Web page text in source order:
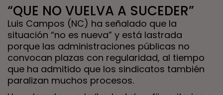
“QUE NO VUELVA A SUCEDER”
Luis Campos (NC) ha señalado que la
situación “no es nueva” y está lastrada
porque las administraciones públicas no
convocan plazas con regularidad, al tiempo
que ha admitido que los sindicatos también
paralizan muchos procesos.